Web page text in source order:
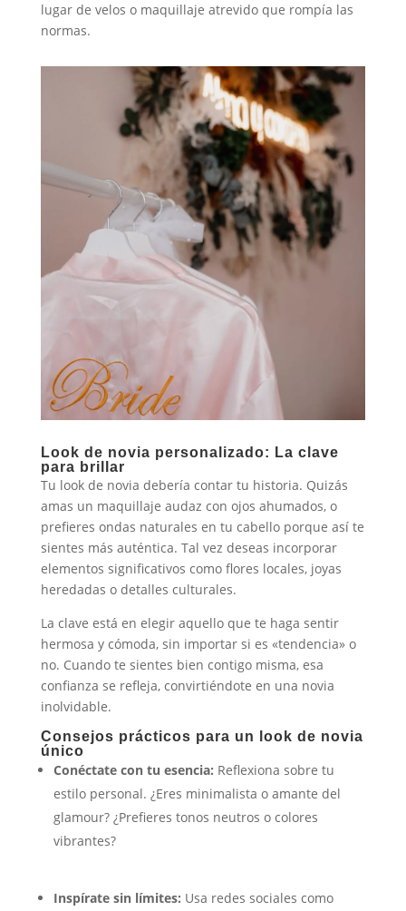
lugar de velos o maquillaje atrevido que rompía las
normas.
Look de novia personalizado: La clave
para brillar
Tu look de novia debería contar tu historia. Quizás
amas un maquillaje audaz con ojos ahumados, o
prefieres ondas naturales en tu cabello porque así te
sientes más auténtica. Tal vez deseas incorporar
elementos significativos como flores locales, joyas
heredadas o detalles culturales.
La clave está en elegir aquello que te haga sentir
hermosa y cómoda, sin importar si es «tendencia» o
no. Cuando te sientes bien contigo misma, esa
confianza se refleja, convirtiéndote en una novia
inolvidable.
Consejos prácticos para un look de novia
único
Conéctate con tu esencia: Reflexiona sobre tu
estilo personal. ¿Eres minimalista o amante del
glamour? ¿Prefieres tonos neutros o colores
vibrantes?
Inspírate sin límites: Usa redes sociales como